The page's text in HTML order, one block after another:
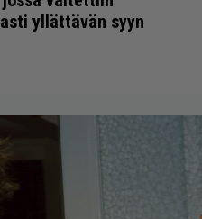
yllättävän syyn